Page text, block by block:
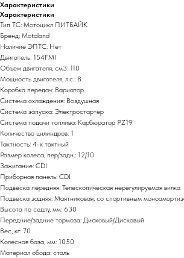
Характеристики
Характеристики
Тип ТС: Мотоцикл ПИТБАЙК
Бренд: Motoland
Наличие ЭПТС: Нет
Двигатель: 154FMI
Объем двигателя, см3: 110
Мощность двигателя, л.с.: 8
Коробка передач: Вариатор
Система охлаждения: Воздушная
Система запуска: Электростартер
Система подачи топлива: Карбюратор PZ19
Количество цилиндров: 1
Тактность: 4-x тактный
Размер колеса, пер/задн.: 12/10
Зажигание: CDI
Приборная панель: CDI
Подвеска передняя: Телескопическая нерегулируемая вилка
Подвеска задняя: Маятниковая, со спортивным
Высота по седлу, мм: 630
Передние/задние тормоза: Дисковый/Дисковый
Вес, кг: 70
Колесная база, мм: 1050
Материал обода: сталь